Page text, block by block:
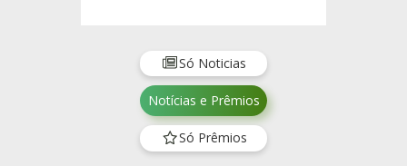
Só Noticias
Notícias e Prêmios
Só Prêmios